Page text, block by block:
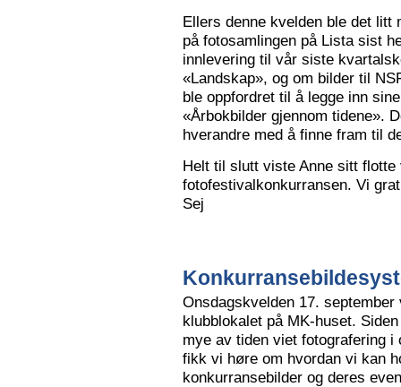
Ellers denne kvelden ble det litt
på fotosamlingen på Lista sist
innlevering til vår siste
«Landskap», og om bilder til
ble oppfordret til å legge inn
«Årbokbilder gjennom tidene».
hverandre med å finne fram til
Helt til slutt viste Anne sitt flotte
fotofestivalkonkurransen. Vi
Sej
Onsdagskvelden 17.
klubblokalet på MK-huset.
mye av tiden viet fotografering
fikk vi høre om hvordan vi kan
konkurransebilder og deres